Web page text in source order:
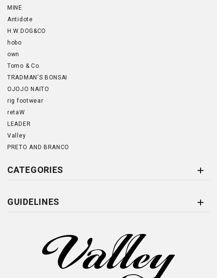
MINE
Antidote
H.W.DOG&CO
hobo
own
Tomo & Co.
TRADMAN'S BONSAI
OJOJO NAITO
rig footwear
retaW
LEADER
Valley
PRETO AND BRANCO
CATEGORIES
GUIDELINES